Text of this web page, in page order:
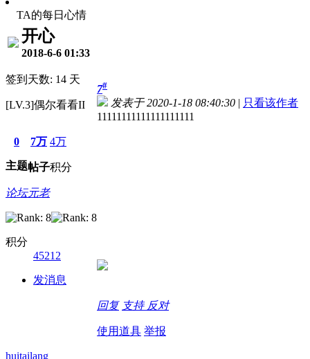
TA的每日心情
开心
2018-6-6 01:33
签到天数: 14 天
[LV.3]偶尔看看II
0
主题
7万
帖子
4万
积分
论坛元老
积分
45212
发消息
7#
发表于 2020-1-18 08:40:30 | 只看该作者
11111111111111111111
回复 支持 反对
使用道具 举报
huitailang